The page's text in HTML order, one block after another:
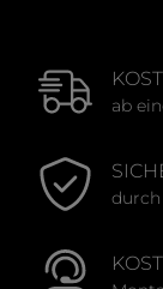
Beim Styling
Ohne Schutz
die
ab
durch